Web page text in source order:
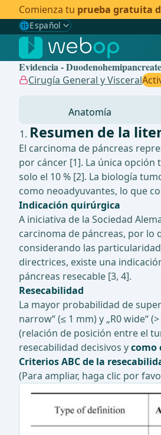
Comienza tu prueba gratuita
🌐Español
Gewählte Sprache: Español
🇩🇪 Alemán
🇬🇧Inglés
Evidencia -
Cirugía General y Visceral
Anatomía
Resumen de la
El carcinoma de páncreas
por cáncer [1]. La única opción
solo el 10 % [2]. La biología
como neoadyuvantes, lo que
Indicación quirúrgica
A iniciativa de la Sociedad
carcinoma de páncreas, por lo
considerando las
directrices, existe una
páncreas resecable [3, 4].
Resecabilidad
La mayor probabilidad de
narrow“ (≤ 1 mm) y „R0 wide“
(relación de posición entre el
resecabilidad decisivos ycomo
Criterios ABC de la
(Para ampliar, haga clic por